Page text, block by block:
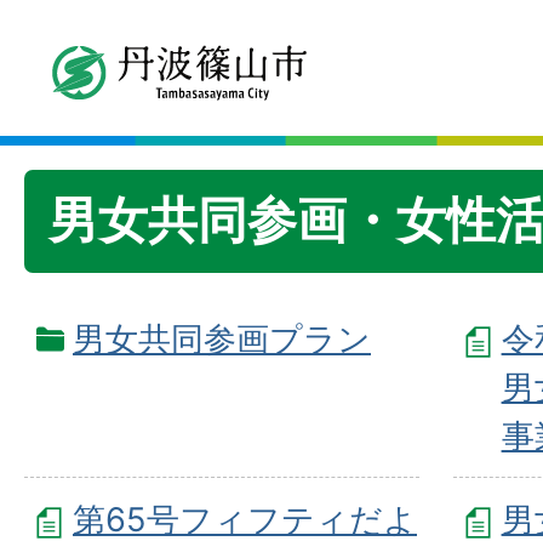
男女共同参画・女性
男女共同参画プラン
令
事
第65号フィフティだよ